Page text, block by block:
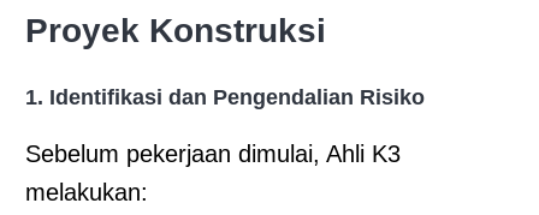
Proyek Konstruksi
1. Identifikasi dan Pengendalian Risiko
Sebelum pekerjaan dimulai, Ahli K3
melakukan: